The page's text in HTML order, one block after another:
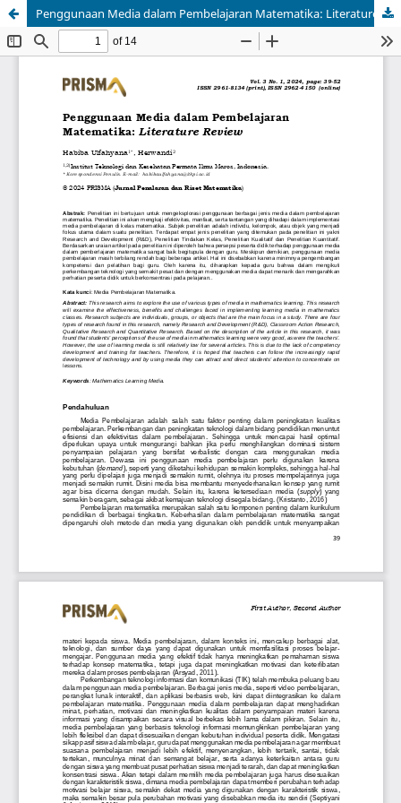
Penggunaan Media dalam Pembelajaran Matematika: Literature Review